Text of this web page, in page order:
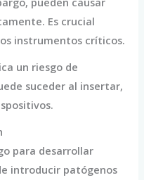
Es crucial
instrumentos críticos.
un riesgo de
suceder al insertar,
para desarrollar
introducir patógenos